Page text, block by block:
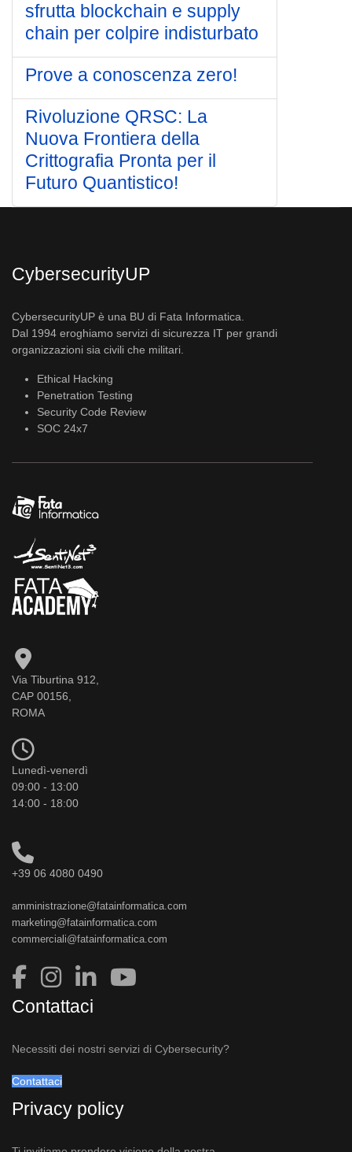
sfrutta blockchain e supply
chain per colpire indisturbato
Prove a conoscenza zero!
Rivoluzione QRSC: La
Nuova Frontiera della
Crittografia Pronta per il
Futuro Quantistico!
CybersecurityUP
CybersecurityUP è una BU di Fata Informatica.
Dal 1994 eroghiamo servizi di sicurezza IT per grandi
organizzazioni sia civili che militari.
Ethical Hacking
Penetration Testing
Security Code Review
SOC 24x7
Via Tiburtina 912,
CAP 00156,
ROMA
Lunedì-venerdì
09:00 - 13:00
14:00 - 18:00
+39 06 4080 0490
amministrazione@fatainformatica.com
marketing@fatainformatica.com
commerciali@fatainformatica.com
Contattaci
Necessiti dei nostri servizi di Cybersecurity?
Contattaci
Privacy policy